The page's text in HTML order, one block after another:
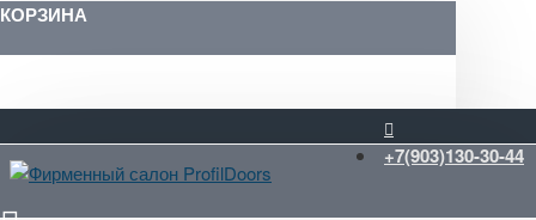
КОРЗИНА
+7(903)130-30-44